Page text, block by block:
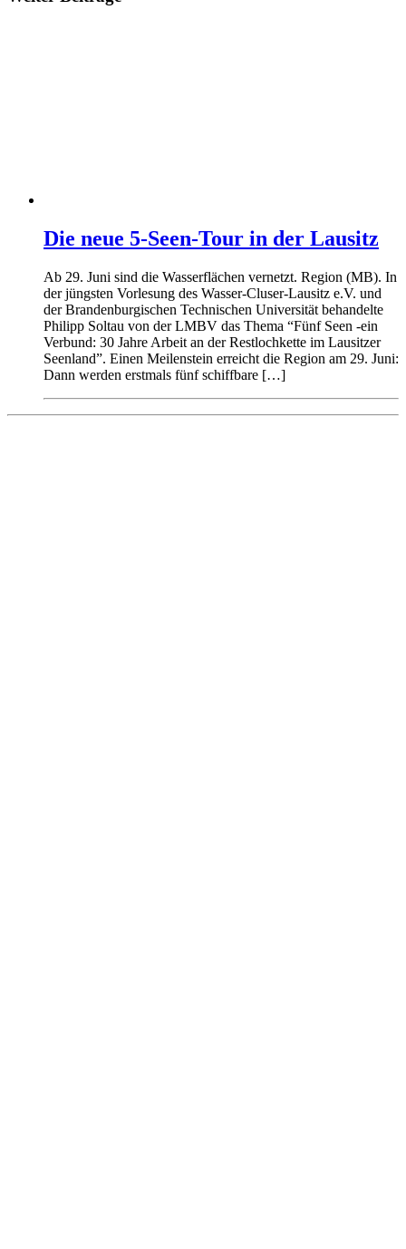
Die neue 5-Seen-Tour in der Lausitz
Ab 29. Juni sind die Wasserflächen vernetzt. Region (MB). In
der jüngsten Vorlesung des Wasser-Cluser-Lausitz e.V. und
der Brandenburgischen Technischen Universität behandelte
Philipp Soltau von der LMBV das Thema “Fünf Seen -ein
Verbund: 30 Jahre Arbeit an der Restlochkette im Lausitzer
Seenland”. Einen Meilenstein erreicht die Region am 29. Juni:
Dann werden erstmals fünf schiffbare […]